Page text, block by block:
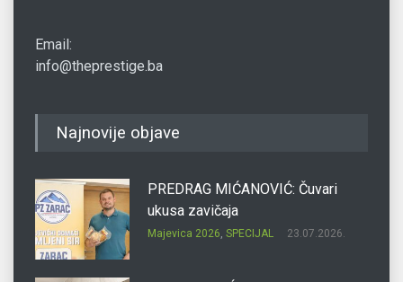
Email:
info@theprestige.ba
Najnovije objave
PREDRAG MIĆANOVIĆ: Čuvari
ukusa zavičaja
Majevica 2026, SPECIJAL 23.07.2026.